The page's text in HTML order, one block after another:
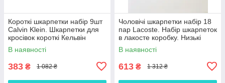
Короткі шкарпетки набір 9шт
Calvin Klein. Шкарпетки для
кросівок короткі Кельвін
Кляйн. Чоловічі шкарпетки
низькі літні
В наявності
383 ₴ 1 082 ₴
Чоловічі шкарпетки набір 18
пар Lacoste. Набір шкарпеток
в лакосте коробку. Низькі
шкарпетки літні короткі 41-
45р
В наявності
613 ₴ 1 312 ₴